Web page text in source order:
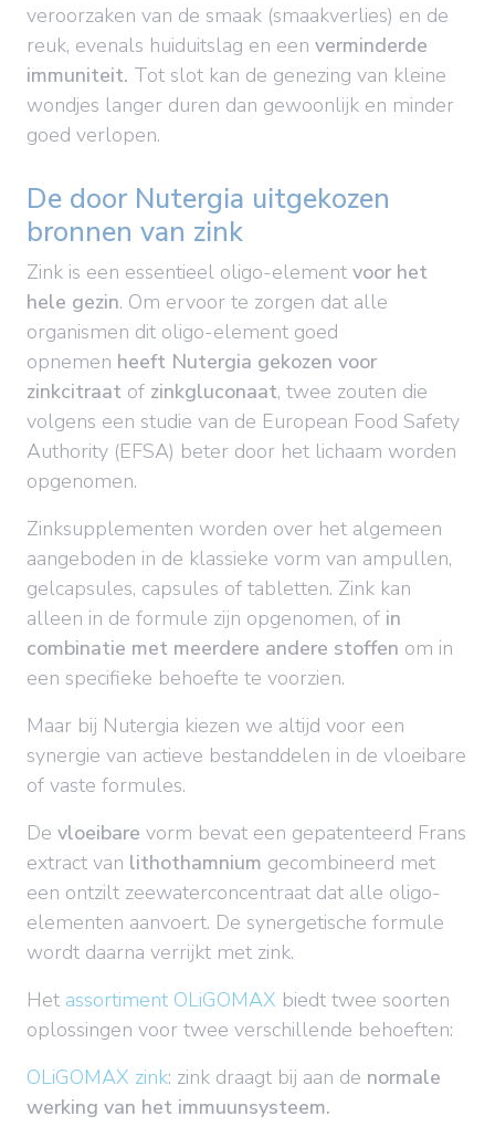
veroorzaken van de smaak (smaakverlies) en de
reuk, evenals huiduitslag en een verminderde
immuniteit. Tot slot kan de genezing van kleine
wondjes langer duren dan gewoonlijk en minder
goed verlopen.
De door Nutergia uitgekozen
bronnen van zink
Zink is een essentieel oligo-element voor het
hele gezin. Om ervoor te zorgen dat alle
organismen dit oligo-element goed
opnemen heeft Nutergia gekozen voor
zinkcitraat of zinkgluconaat, twee zouten die
volgens een studie van de European Food Safety
Authority (EFSA) beter door het lichaam worden
opgenomen.
Zinksupplementen worden over het algemeen
aangeboden in de klassieke vorm van ampullen,
gelcapsules, capsules of tabletten. Zink kan
alleen in de formule zijn opgenomen, of in
combinatie met meerdere andere stoffen om in
een specifieke behoefte te voorzien.
Maar bij Nutergia kiezen we altijd voor een
synergie van actieve bestanddelen in de vloeibare
of vaste formules.
De vloeibare vorm bevat een gepatenteerd Frans
extract van lithothamnium gecombineerd met
een ontzilt zeewaterconcentraat dat alle oligo-
elementen aanvoert. De synergetische formule
wordt daarna verrijkt met zink.
Het assortiment OLiGOMAX biedt twee soorten
oplossingen voor twee verschillende behoeften:
OLiGOMAX zink: zink draagt bij aan de normale
werking van het immuunsysteem.